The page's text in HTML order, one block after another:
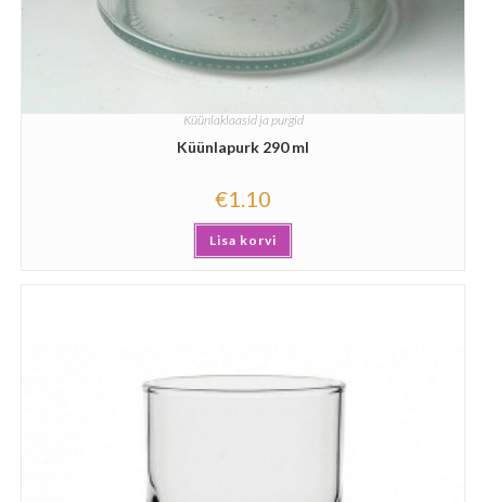
Küünlaklaasid ja purgid
Küünlapurk 290 ml
€1.10
Lisa korvi